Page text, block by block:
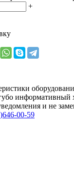
+
информативный
и не
00-59